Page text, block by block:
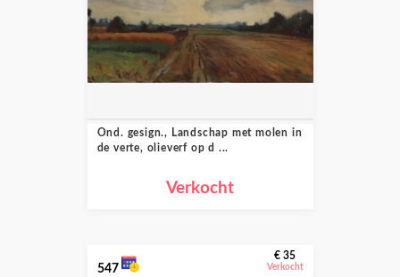
Ond. gesign., Landschap met molen in
de verte, olieverf op d ...
Verkocht
547
€ 35
Verkocht